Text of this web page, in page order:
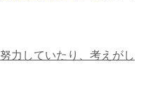
努力していたり、考えがし